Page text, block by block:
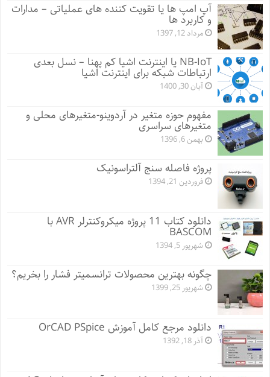
آپ امپ ها یا تقویت کننده های عملیاتی – مدارات
و کاربرد ها
مرداد 12, 1397
NB-IoT یا اینترنت اشیا کم پهنا – نسل بعدی
ارتباطات شبکه برای اینترنت اشیا
آبان 30, 1400
مفهوم حوزه متغیر در آردوینو-متغیرهای محلی و
متغیرهای سراسری
بهمن 6, 1396
پروژه فاصله سنج آلتراسونیک
فروردین 21, 1394
دانلود کتاب 11 پروژه میکروکنترلر AVR با
BASCOM
شهریور 5, 1394
چگونه بهترین محصولات ترانسمیتر فشار را بخریم؟
شهریور 25, 1399
دانلود مرجع کامل آموزش OrCAD PSpice
آذر 18, 1392